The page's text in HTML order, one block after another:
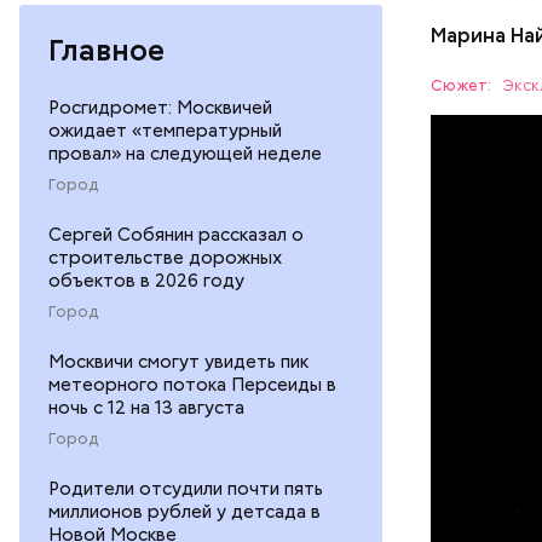
Главное
Росгидромет: Москвичей
ожидает «температурный
провал» на следующей неделе
Город
Сергей Собянин рассказал о
строительстве дорожных
объектов в 2026 году
Город
Москвичи смогут увидеть пик
метеорного потока Персеиды в
ночь с 12 на 13 августа
Город
Родители отсудили почти пять
миллионов рублей у детсада в
Новой Москве
Марина
Сюжет:
—
Шаровая
следов.
причем